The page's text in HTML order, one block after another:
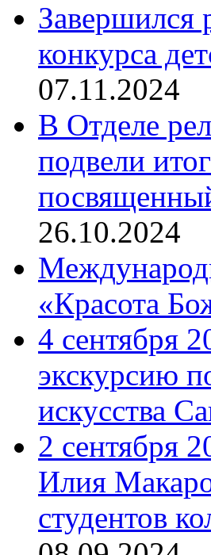
Завершился
конкурса
07.11.2024
В Отделе
подвели
26.10.2024
«Красота
4 сентября
экскурсию
искусства
2 сентября
Илия
студентов